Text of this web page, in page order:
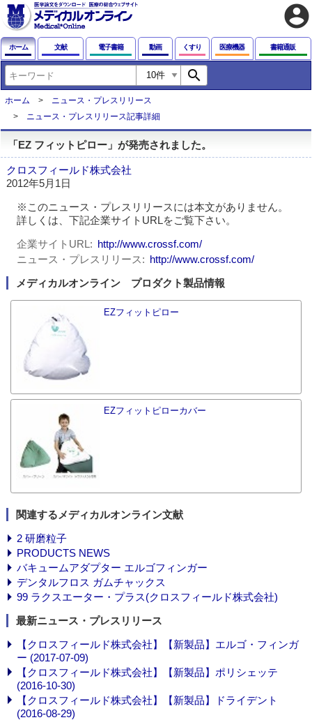
account_circle
ホーム 文献 電子書籍 動画 くすり 医療機器 書籍通販
search
ホーム
ニュース・プレスリリース
ニュース・プレスリリース記事詳細
「EZ フィットピロー」が発売されました。
クロスフィールド株式会社
2012年5月1日
※このニュース・プレスリリースには本文がありません。
詳しくは、下記企業サイトURLをご覧下さい。
企業サイトURL
http://www.crossf.com/
ニュース・プレスリリース
http://www.crossf.com/
メディカルオンライン プロダクト製品情報
EZフィットピロー
EZフィットピローカバー
関連するメディカルオンライン文献
2 研磨粒子
PRODUCTS NEWS
バキュームアダプター エルゴフィンガー
デンタルフロス ガムチャックス
99 ラクスエーター・プラス(クロスフィールド株式会社)
最新ニュース・プレスリリース
【クロスフィールド株式会社】【新製品】エルゴ・フィンガ
ー (2017-07-09)
【クロスフィールド株式会社】【新製品】ポリシェッテ
(2016-10-30)
【クロスフィールド株式会社】【新製品】ドライデント
(2016-08-29)